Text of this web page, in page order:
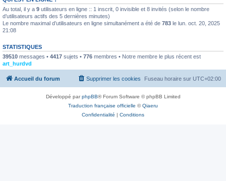
Au total, il y a 9 utilisateurs en ligne :: 1 inscrit, 0 invisible et 8 invités (selon le nombre
d’utilisateurs actifs des 5 dernières minutes)
Le nombre maximal d’utilisateurs en ligne simultanément a été de 783 le lun. oct. 20, 2025
21:08
STATISTIQUES
39510 messages • 4417 sujets • 776 membres • Notre membre le plus récent est
art_hurdvd
Accueil du forum Fuseau horaire sur UTC+02:00
Supprimer les cookies
Développé parphpBB® Forum Software © phpBB Limited
Traduction française officielle ©Qiaeru
Confidentialité | Conditions